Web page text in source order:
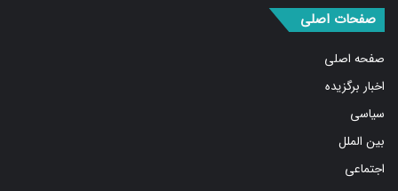
صفحه اصلی
اخبار برگزیده
سیاسی
بین الملل
اجتماعی
اقتصادی